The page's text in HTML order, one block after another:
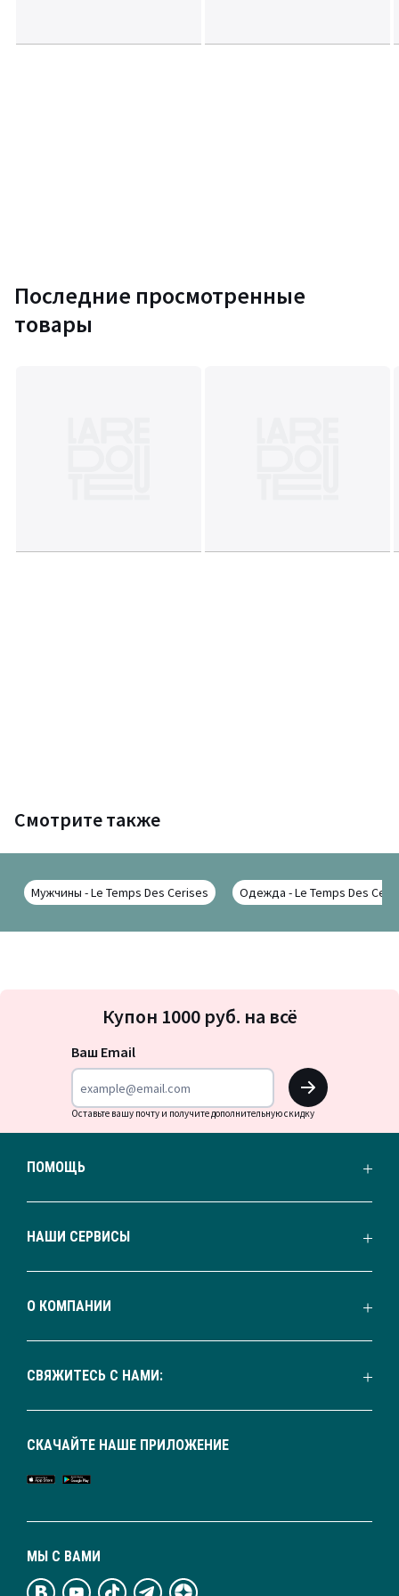
Последние просмотренные
товары
Смотрите также
Мужчины - Le Temps Des Cerises Одежда - Le Temps Des
на
Купон 1000 руб. на всё
Ваш Email
OK
Оставьте вашу почту и получите дополнительную скидку
ПОМОЩЬ
НАШИ СЕРВИСЫ
О КОМПАНИИ
СВЯЖИТЕСЬ С НАМИ:
МЫ С ВАМИ
СКАЧАЙТЕ НАШЕ ПРИЛОЖЕНИЕ